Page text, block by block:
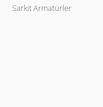
Sarkıt Armatürler